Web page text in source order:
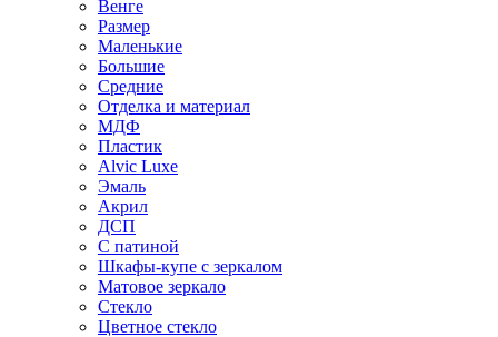
Венге
Размер
Маленькие
Большие
Средние
Отделка и материал
МДФ
Пластик
Alvic Luxe
Эмаль
Акрил
ДСП
С патиной
Шкафы-купе с зеркалом
Матовое зеркало
Стекло
Цветное стекло